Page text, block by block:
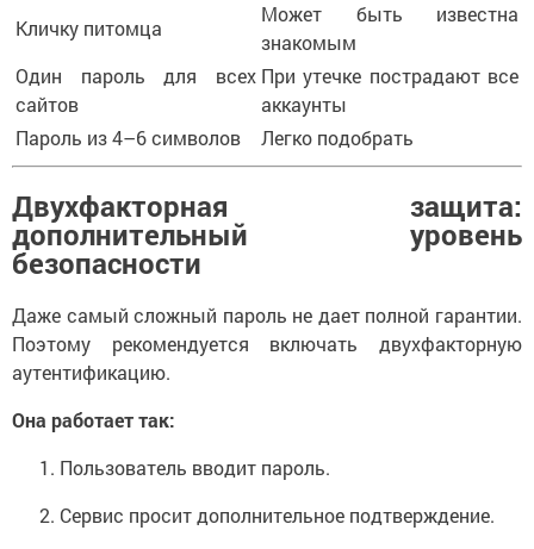
Кличку питомца
Может быть известна
знакомым
Один пароль для всех
сайтов
При утечке пострадают все
аккаунты
Пароль из 4–6 символов
Легко подобрать
Двухфакторная защита:
дополнительный уровень
безопасности
Даже самый сложный пароль не дает полной гарантии.
Поэтому рекомендуется включать двухфакторную
аутентификацию.
Она работает так:
Пользователь вводит пароль.
Сервис просит дополнительное подтверждение.